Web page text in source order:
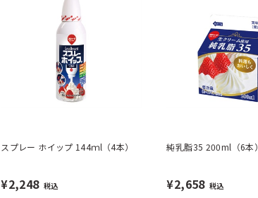
スプレー ホイップ 144ｍl（4本）
¥2,248 税込
純乳脂35 200ml（6本）
¥2,658 税込